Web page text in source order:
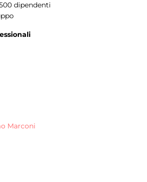
dipendenti
Marconi